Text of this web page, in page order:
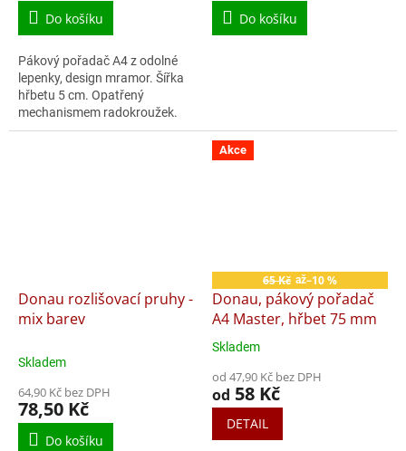
Do košíku
Pákový pořadač A4 z odolné
lepenky, design mramor. Šířka
hřbetu 5 cm. Opatřený
mechanismem radokroužek.
Ten zabraňuje samovolnému
Do košíku
Donau rozlišovací pruhy -
mix barev
Skladem
64,90 Kč bez DPH
78,50 Kč
Do košíku
Akce
65 Kč až–10 %
Donau, pákový pořadač
A4 Master, hřbet 75 mm
Průměrné
produktu
je
4,8
Skladem
od 47,90 Kč bez DPH
od 58 Kč
DETAIL